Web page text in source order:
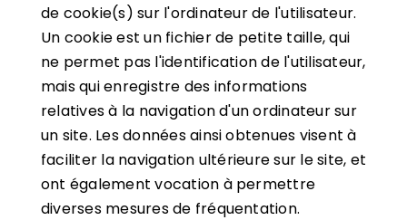
de cookie(s) sur l'ordinateur de l'utilisateur.
Un cookie est un fichier de petite taille, qui
ne permet pas l'identification de l'utilisateur,
mais qui enregistre des informations
relatives à la navigation d'un ordinateur sur
un site. Les données ainsi obtenues visent à
faciliter la navigation ultérieure sur le site, et
ont également vocation à permettre
diverses mesures de fréquentation.